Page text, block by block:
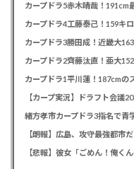
カープドラ4工藤泰己！159キ
カープドラ2齊藤汰直！亜大
【カープ実況】ドラフト会議
【朗報】広島、攻守最強都市